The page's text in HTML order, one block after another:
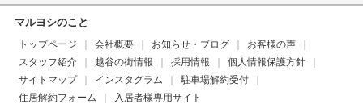
マルヨシのこと
トップページ 会社概要 お知らせ・ブログ
お客様の声
スタッフ紹介
越谷の街情報 採用情報
個人情報保護方針
サイトマップ
インスタグラム
駐車場解約受付
住居解約フォーム
入居者様専用サイト